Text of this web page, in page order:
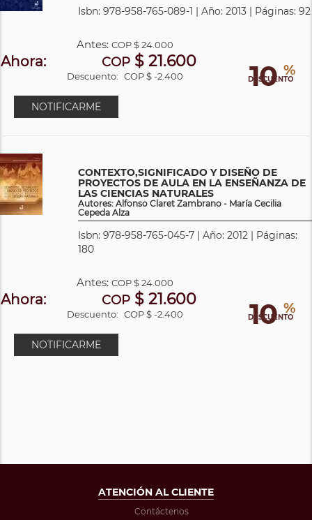
Isbn: 978-958-765-089-1 | Año: 2013 | Páginas: 92
10 %
DESCUENTO
Antes: COP$ 24.000
Ahora: COP $ 21.600
Descuento: COP $ -2.400
NOTIFICARME
CONTEXTO,SIGNIFICADO Y DISEÑO DE
PROYECTOS DE AULA EN LA ENSEÑANZA DE
LAS CIENCIAS NATURALES
Autores: Alfonso Claret Zambrano - María Cecilia
Cepeda Alza
Isbn: 978-958-765-045-7 | Año: 2012 | Páginas:
180
10 %
DESCUENTO
Antes: COP$ 24.000
Ahora: COP $ 21.600
Descuento: COP $ -2.400
NOTIFICARME
ATENCIÓN AL CLIENTE
Contáctenos